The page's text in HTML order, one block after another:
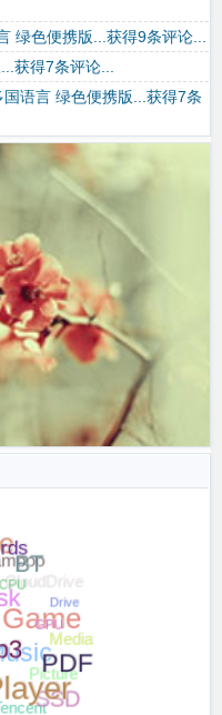
绿色便携版...获得9条评论...
获得7条评论...
语言 绿色便携版...获得7条
BT
CloudDrive
Drive
Game
GPU
Media
PDF
Picture
SSD